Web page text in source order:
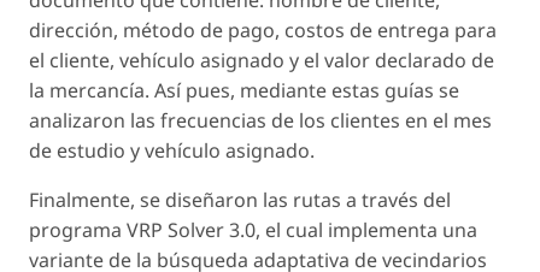
dirección, método de pago, costos de entrega para
el cliente, vehículo asignado y el valor declarado de
la mercancía. Así pues, mediante estas guías se
analizaron las frecuencias de los clientes en el mes
de estudio y vehículo asignado.
Finalmente, se diseñaron las rutas a través del
programa VRP Solver 3.0, el cual implementa una
variante de la búsqueda adaptativa de vecindarios